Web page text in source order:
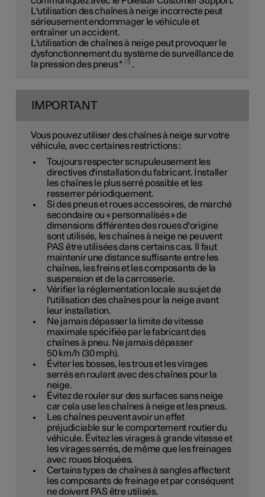
L'utilisation des chaînes à neige incorrecte peut
sérieusement endommager le véhicule et
entraîner un accident.
L'utilisation de chaînes à neige peut provoquer le
dysfonctionnement du système de surveillance de
la pression des pneus* 1 .
IMPORTANT
Vous pouvez utiliser des chaînes à neige sur votre
véhicule, avec certaines restrictions :
Toujours respecter scrupuleusement les
directives d'installation du fabricant. Installer
les chaînes le plus serré possible et les
resserrer périodiquement.
Si des pneus et roues accessoires, de marché
secondaire ou « personnalisés » de
dimensions différentes des roues d'origine
sont utilisés, les chaînes à neige ne peuvent
PAS être utilisées dans certains cas. Il faut
maintenir une distance suffisante entre les
chaînes, les freins et les composants de la
suspension et de la carrosserie.
Vérifier la réglementation locale au sujet de
l'utilisation des chaînes pour la neige avant
leur installation.
Ne jamais dépasser la limite de vitesse
maximale spécifiée par le fabricant des
chaînes à pneu. Ne jamais dépasser
50 km/h (30 mph).
Éviter les bosses, les trous et les virages
serrés en roulant avec des chaînes pour la
neige.
Évitez de rouler sur des surfaces sans neige
car cela use les chaînes à neige et les pneus.
Les chaînes peuvent avoir un effet
préjudiciable sur le comportement routier du
véhicule. Évitez les virages à grande vitesse et
les virages serrés, de même que les freinages
avec roues bloquées.
Certains types de chaînes à sangles affectent
les composants de freinage et par conséquent
ne doivent PAS être utilisés.